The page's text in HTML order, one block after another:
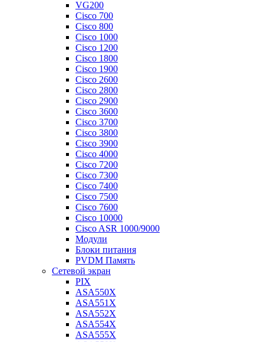
VG200
Cisco 700
Cisco 800
Cisco 1000
Cisco 1200
Cisco 1800
Cisco 1900
Cisco 2600
Cisco 2800
Cisco 2900
Cisco 3600
Cisco 3700
Cisco 3800
Cisco 3900
Cisco 4000
Cisco 7200
Cisco 7300
Cisco 7400
Cisco 7500
Cisco 7600
Cisco 10000
Cisco ASR 1000/9000
Модули
Блоки питания
PVDM Память
Сетевой экран
PIX
ASA550X
ASA551X
ASA552X
ASA554X
ASA555X